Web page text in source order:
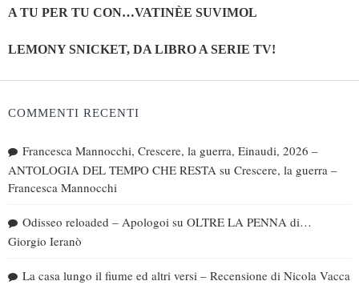
A TU PER TU CON…VATINÈE SUVIMOL
LEMONY SNICKET, DA LIBRO A SERIE TV!
COMMENTI RECENTI
Francesca Mannocchi, Crescere, la guerra, Einaudi, 2026 –
ANTOLOGIA DEL TEMPO CHE RESTA su Crescere, la guerra –
Francesca Mannocchi
Odisseo reloaded – Apologoi su OLTRE LA PENNA di…
Giorgio Ieranò
La casa lungo il fiume ed altri versi – Recensione di Nicola Vacca